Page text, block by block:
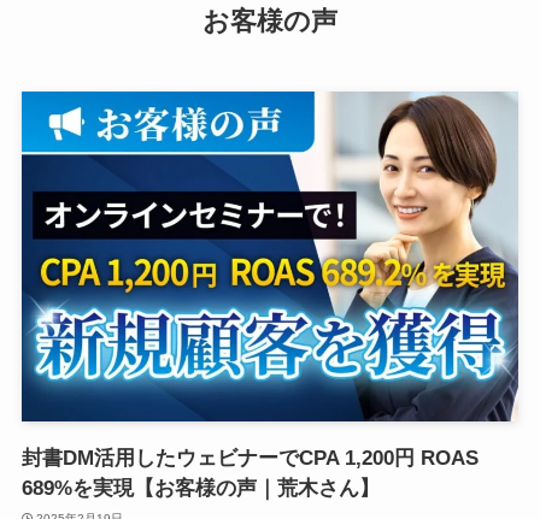
お客様の声
封書DM活用したウェビナーでCPA 1,200円 ROAS
689%を実現【お客様の声｜荒木さん】